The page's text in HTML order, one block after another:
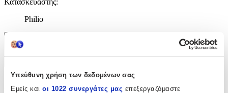
Υπεύθυνη χρήση των δεδομένων σας
Εμείς και οι 1022 συνεργάτες μας επεξεργαζόμαστε
Philio
Χαρακτηριστικά
Χαρακτηριστικά